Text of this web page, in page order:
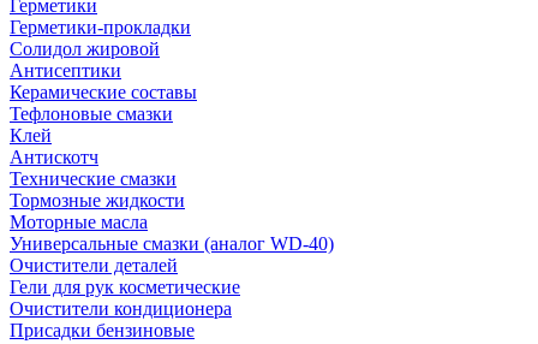
Герметики
Герметики-прокладки
Солидол жировой
Антисептики
Керамические составы
Тефлоновые смазки
Клей
Антискотч
Технические смазки
Тормозные жидкости
Моторные масла
Универсальные смазки (аналог WD-40)
Очистители деталей
Гели для рук косметические
Очистители кондиционера
Присадки бензиновые